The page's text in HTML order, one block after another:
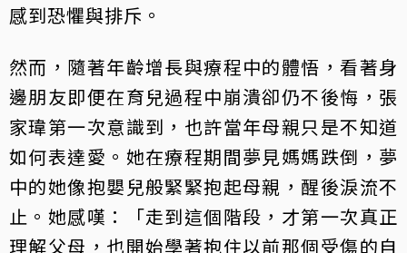
感到恐懼與排斥。
然而，隨著年齡增長與療程中的體悟，看著身
邊朋友即便在育兒過程中崩潰卻仍不後悔，張
家瑋第一次意識到，也許當年母親只是不知道
如何表達愛。她在療程期間夢見媽媽跌倒，夢
中的她像抱嬰兒般緊緊抱起母親，醒後淚流不
止。她感嘆：「走到這個階段，才第一次真正
理解父母，也開始學著抱住以前那個受傷的自